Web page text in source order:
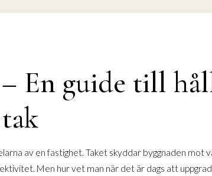
En guide till
av en fastighet. Taket skyddar byggnaden mot
Men hur vet man när det är dags att